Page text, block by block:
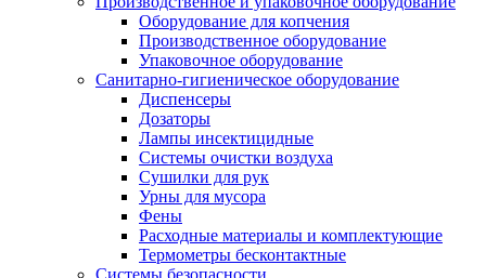
Оборудование для копчения
Производственное оборудование
Упаковочное оборудование
Санитарно-гигиеническое оборудование
Диспенсеры
Дозаторы
Лампы инсектицидные
Системы очистки воздуха
Сушилки для рук
Урны для мусора
Фены
Расходные материалы и комплектующие
Термометры бесконтактные
Системы безопасности